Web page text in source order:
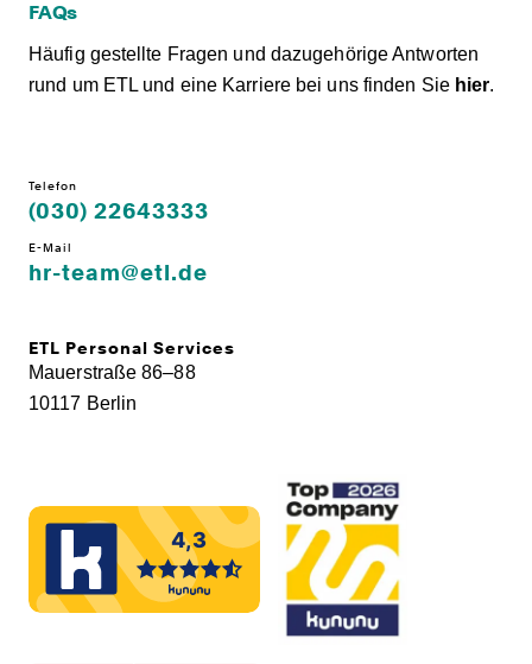
FAQs
Häufig gestellte Fragen und dazugehörige Antworten
rund um ETL und eine Karriere bei uns finden Sie hier.
Telefon
(030) 22643333
E-Mail
hr-team@etl.de
ETL Personal Services
Mauerstraße 86–88
10117 Berlin